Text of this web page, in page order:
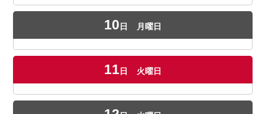
10 日 月曜日
11日 火曜日